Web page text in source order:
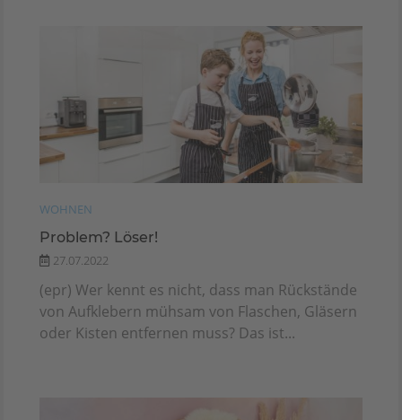
WOHNEN
Problem? Löser!
27.07.2022
(epr) Wer kennt es nicht, dass man Rückstände
von Aufklebern mühsam von Flaschen, Gläsern
oder Kisten entfernen muss? Das ist...